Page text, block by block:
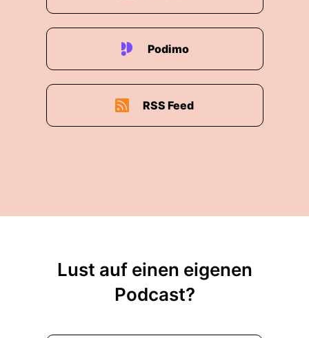
Podimo
RSS Feed
Lust auf einen eigenen
Podcast?